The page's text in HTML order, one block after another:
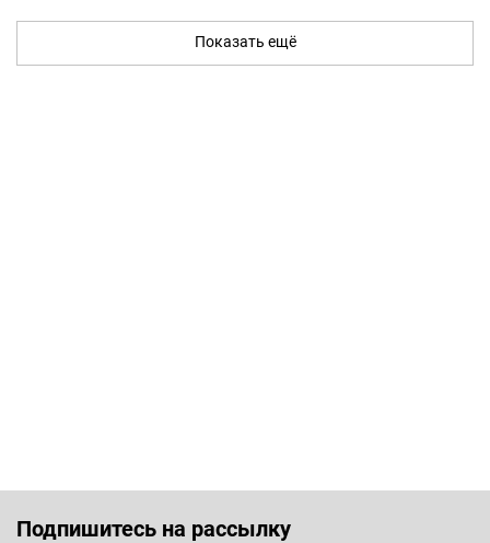
Показать ещё
Подпишитесь на рассылку